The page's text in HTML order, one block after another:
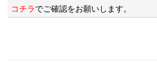
コチラでご確認をお願いします。